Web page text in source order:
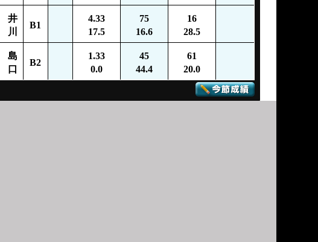
井
川
B1
4.33
17.5
75
16.6
16
28.5
島
口
B2
1.33
0.0
45
44.4
61
20.0